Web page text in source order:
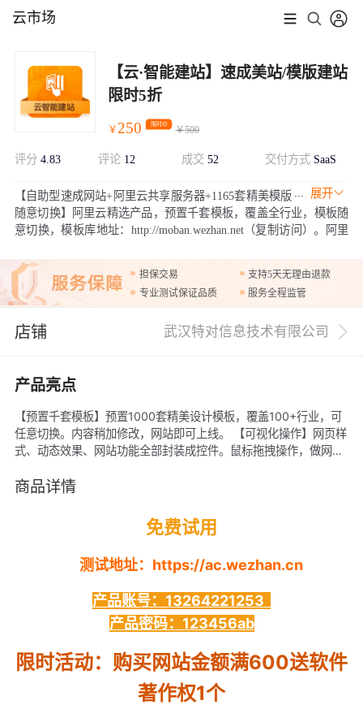
云市场
【云·智能建站】速成美站/模版建站
限时5折
￥ 250 限时价
￥500
评分 4.83 评论 12 成交 52 交付方式 SaaS
展开
【自助型速成网站+阿里云共享服务器+1165套精美模版
随意切换】阿里云精选产品，预置千套模板，覆盖全行业，模板随
意切换，模板库地址：http://moban.wezhan.net（复制访问）。阿里
无需懂技术代码、傻瓜式填充，一键开通，即可创建pc站+手机站
+微信站，会打字就能自己搭建自己专属网站。赠：阿里云SLL安全
证书
担保交易
支持5天无理由退款
专业测试保证品质
服务全程监管
店铺 武汉特对信息技术有限公司
产品亮点
【预置千套模板】预置1000套精美设计模板，覆盖100+行业，可
任意切换。内容稍加修改，网站即可上线。 【可视化操作】网页样
式、动态效果、网站功能全部封装成控件。鼠标拖拽操作，做网站
图、QQ、视频等38项功能预置。 【标配阿里云空间】基于阿里云
盾安全证书 【阿里云心选建站产品，标准化服务】 【售后无忧，
不满意7天全额退款】 【免费提供备案、上线、推广支持】
商品详情
免费试用
测试地址：https://ac.wezhan.cn
产品账号：13264221253
产品密码：123456ab
限时活动：购买网站金额满600送软件
著作权1个